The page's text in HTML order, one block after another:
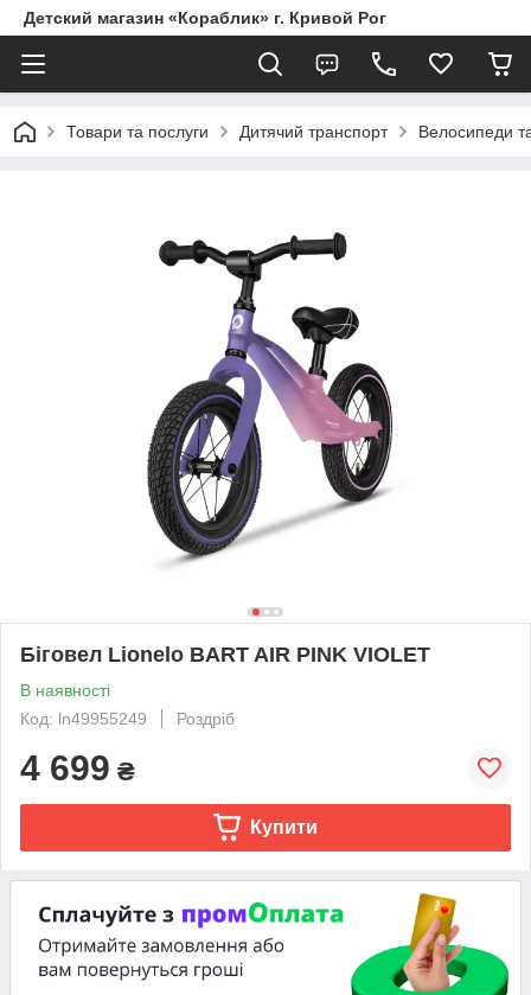
Детский магазин «Кораблик» г. Кривой Рог
Товари та послуги Дитячий транспорт Велосипеди
Біговел Lionelo BART AIR PINK VIOLET
В наявності
Код: ln49955249
Роздріб
4 699 ₴
Купити